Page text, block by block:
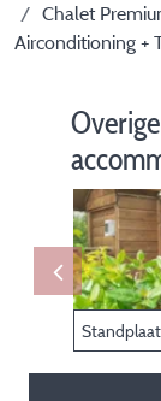
Chalet
Airconditioning +